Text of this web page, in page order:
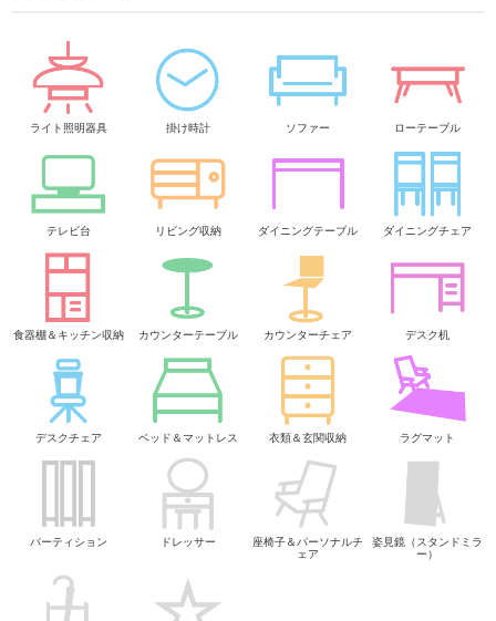
ライト照明器具 掛け時計 ソファー ローテーブル
テレビ台 リビング収納 ダイニングテーブル ダイニングチェア
食器棚＆キッチン収納 カウンターテーブル カウンターチェア デスク机
デスクチェア ベッド＆マットレス 衣類＆玄関収納 ラグマット
パーティション ドレッサー
座椅子＆パーソナルチ
ェア
姿見鏡（スタンドミラ
ー）